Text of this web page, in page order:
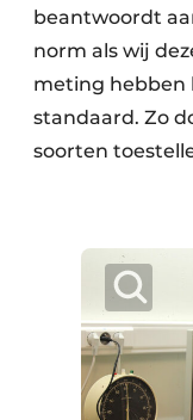
beantwoordt
norm als wij
meting hebben
standaard. Zo
soorten